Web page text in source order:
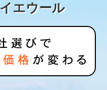
エウール